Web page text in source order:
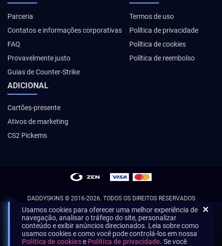
Parceria
Contatos e informações corporativas
FAQ
Provavelmente justo
Guias de Counter-Strike
Termos de uso
Política de privacidade
Política de cookies
Política de reembolso
ADICIONAL
Cartões-presente
Ativos de marketing
CS2 Pickems
DADDYSKINS© 2016-2026. TODOS OS DIREITOS RESERVADOS
Usamos cookies para oferecer uma melhor experiência de
navegação, analisar o tráfego do site, personalizar
conteúdo e exibir anúncios direcionados. Leia sobre como
usamos cookies e como você pode controlá-los em nossa
Política de cookiese Política de privacidade. Se você